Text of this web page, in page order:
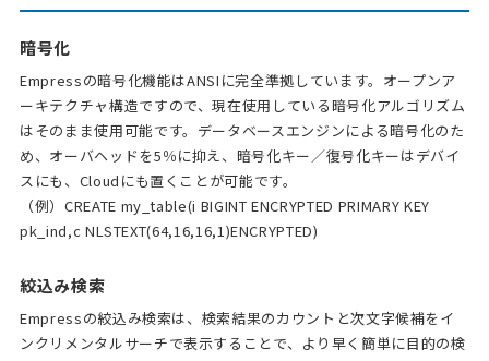
暗号化
Empressの暗号化機能はANSIに完全準拠しています。オープンア
ーキテクチャ構造ですので、現在使用している暗号化アルゴリズム
はそのまま使用可能です。データベースエンジンによる暗号化のた
め、オーバヘッドを5％に抑え、暗号化キー／復号化キーはデバイ
スにも、Cloudにも置くことが可能です。
（例）CREATE my_table(i BIGINT ENCRYPTED PRIMARY KEY
pk_ind,c NLSTEXT(64,16,16,1)ENCRYPTED)
絞込み検索
Empressの絞込み検索は、検索結果のカウントと次文字候補をイ
ンクリメンタルサーチで表示することで、より早く簡単に目的の検